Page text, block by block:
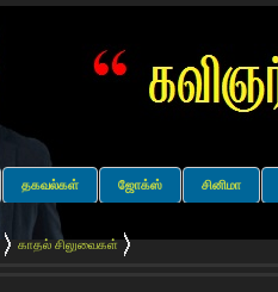
தகவல்கள் ஜோக்ஸ் சினிமா
காதல் சிலுவைகள்